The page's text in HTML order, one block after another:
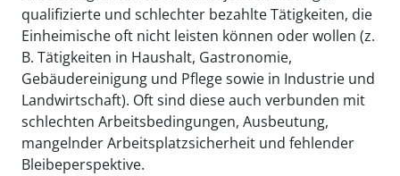
qualifizierte und schlechter bezahlte Tätigkeiten, die
Einheimische oft nicht leisten können oder wollen (z.
B. Tätigkeiten in Haushalt, Gastronomie,
Gebäudereinigung und Pflege sowie in Industrie und
Landwirtschaft). Oft sind diese auch verbunden mit
schlechten Arbeitsbedingungen, Ausbeutung,
mangelnder Arbeitsplatzsicherheit und fehlender
Bleibeperspektive.